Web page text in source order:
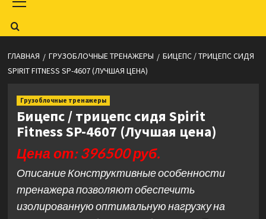
меню
ГЛАВНАЯ ГРУЗОБЛОЧНЫЕ ТРЕНАЖЕРЫ
БИЦЕПС / ТРИЦЕПС СИДЯ
SPIRIT FITNESS SP-4607 (ЛУЧШАЯ ЦЕНА)
Грузоблочные тренажеры
Бицепс / трицепс сидя Spirit
Fitness SP-4607 (Лучшая цена)
Цена от: 396500 руб.
Описание Конструктивные особенности
тренажера позволяют обеспечить
изолированную оптимальную нагрузку на